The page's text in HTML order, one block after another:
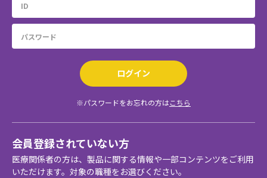
ログイン
※パスワードをお忘れの方はこちら
会員登録されていない方
医療関係者の方は、製品に関する情報や一部コンテンツをご利用
いただけます。対象の職種をお選びください。